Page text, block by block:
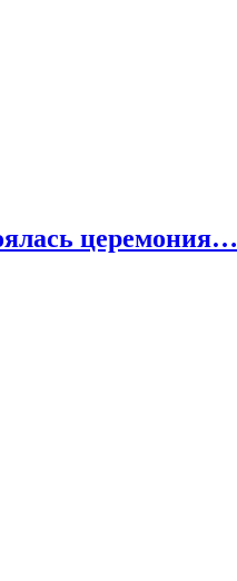
церемония…